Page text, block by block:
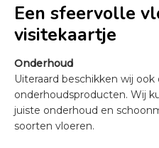
Een sfeervolle
visitekaartje
Onderhoud
Uiteraard beschikken wij
onderhoudsproducten. Wij
juiste onderhoud en
soorten vloeren.